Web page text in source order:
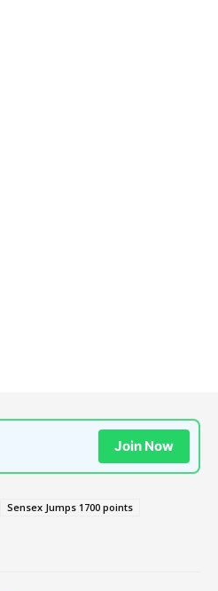
Join Now
Sensex Jumps 1700 points